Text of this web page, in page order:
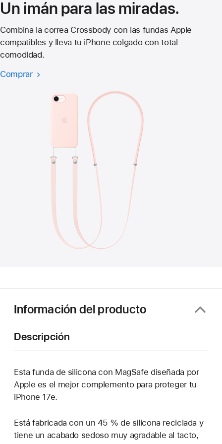
Un imán para las miradas.
Combina la correa Crossbody con las fundas Apple
compatibles y lleva tu iPhone colgado con total
comodidad.
Comprar Correa
Información del producto
Descripción
Esta funda de silicona con MagSafe diseñada por
Apple es el mejor complemento para proteger tu
iPhone 17e.
Está fabricada con un 45 % de silicona reciclada y
tiene un acabado sedoso muy agradable al tacto,